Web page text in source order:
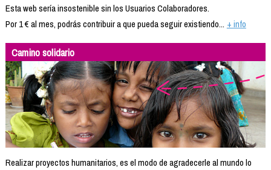
Esta web sería insostenible sin los Usuarios Colaboradores.
Por 1 € al mes, podrás contribuir a que pueda seguir existiendo... + info
Camino solidario
Realizar proyectos humanitarios, es el modo de agradecerle al mundo lo